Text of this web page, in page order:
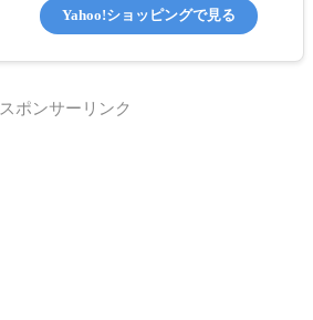
Yahoo!ショッピングで見る
スポンサーリンク